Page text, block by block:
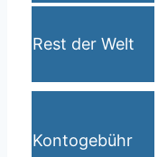
Rest der Welt
Kontogebühr